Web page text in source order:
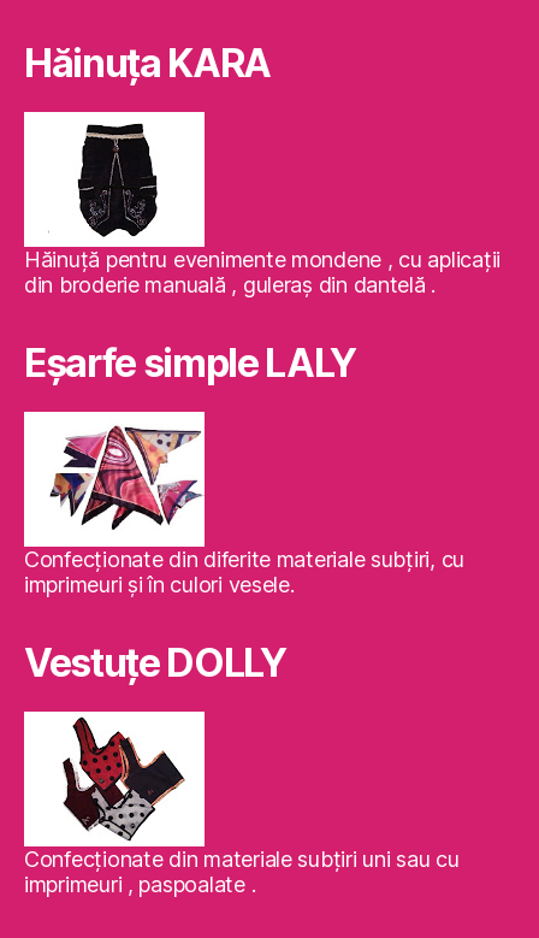
Hăinuţa KARA
Hăinuţă pentru evenimente mondene , cu aplicaţii
din broderie manuală , guleraş din dantelă .
Eşarfe simple LALY
Confecţionate din diferite materiale subţiri, cu
imprimeuri şi în culori vesele.
Vestuţe DOLLY
Confecţionate din materiale subţiri uni sau cu
imprimeuri , paspoalate .